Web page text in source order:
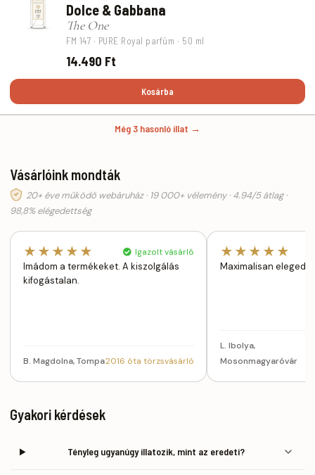
Dolce & Gabbana
The One
FM 147 · PURE Royal parfüm · 50 ml
14.490 Ft
Kosárba
Még 3 hasonló illat →
Vásárlóink mondták
20+ éve működő webáruház · 19 000+ vélemény · 4.94/5 átlag ·
98,8% elégedettség
★★★★★ Igazolt vásárló
Imádom a termékeket. A kiszolgálás
kifogástalan.
B. Magdolna, Tompa2016 óta törzsvásárló
★★★★★
Maximalisan
L. Ibolya,
Mosonmagyaróvár
Gyakori kérdések
Tényleg ugyanúgy illatozik, mint az eredeti?